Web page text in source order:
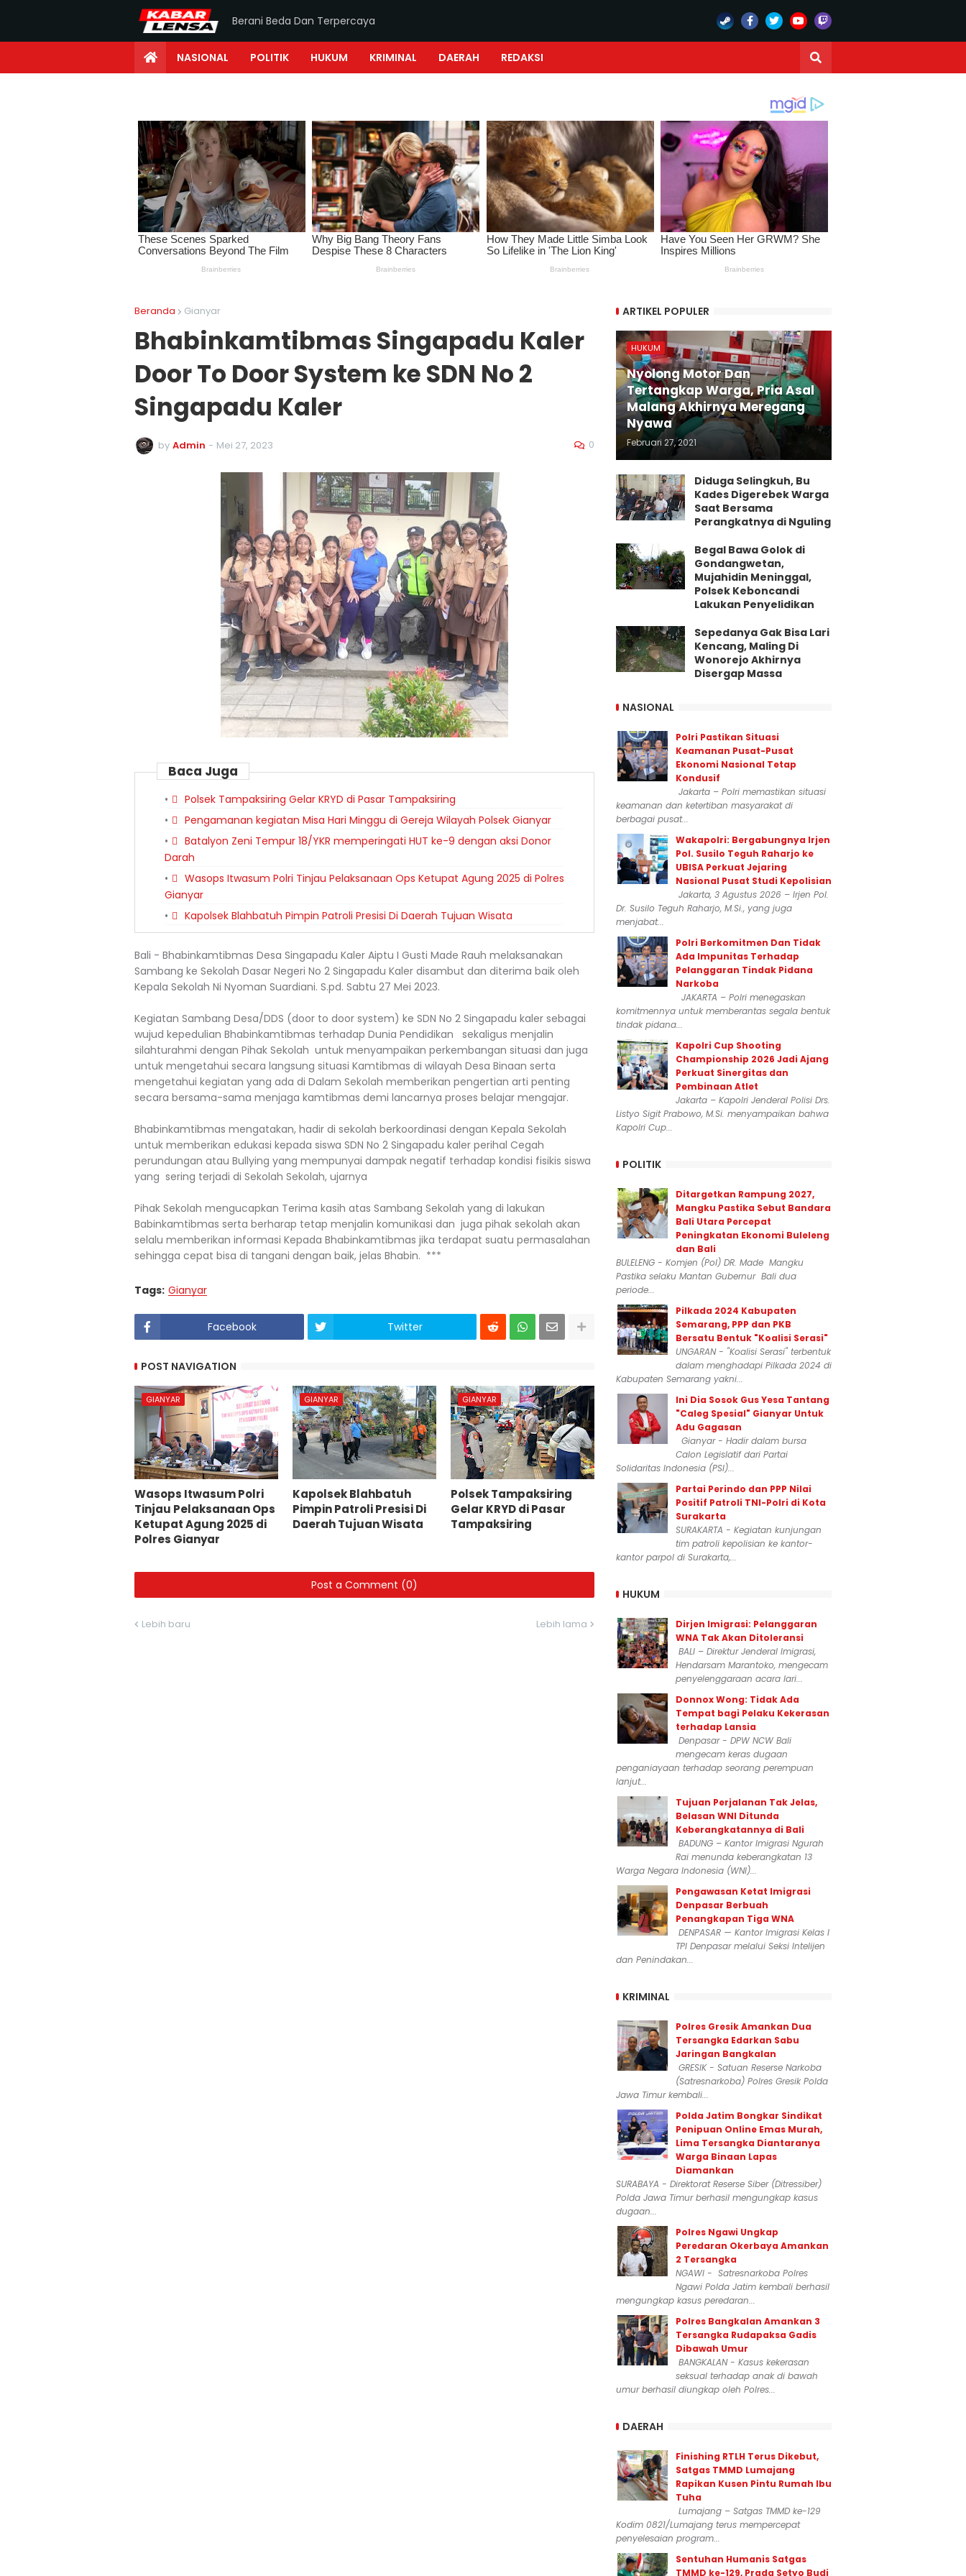
Berani Beda Dan Terpercaya
NASIONAL POLITIK HUKUM KRIMINAL DAERAH REDAKSI
Beranda Gianyar
Bhabinkamtibmas Singapadu Kaler
Door To Door System ke SDN No 2
Singapadu Kaler
by Admin - Mei 27, 2023 0
Baca Juga
Polsek Tampaksiring Gelar KRYD di Pasar Tampaksiring
Pengamanan kegiatan Misa Hari Minggu di Gereja Wilayah Polsek Gianyar
Batalyon Zeni Tempur 18/YKR memperingati HUT ke-9 dengan aksi Donor
Darah
Wasops Itwasum Polri Tinjau Pelaksanaan Ops Ketupat Agung 2025 di Polres
Gianyar
Kapolsek Blahbatuh Pimpin Patroli Presisi Di Daerah Tujuan Wisata
Bali - Bhabinkamtibmas Desa Singapadu Kaler Aiptu I Gusti Made Rauh melaksanakan
Sambang ke Sekolah Dasar Negeri No 2 Singapadu Kaler disambut dan diterima baik oleh
Kepala Sekolah Ni Nyoman Suardiani. S.pd. Sabtu 27 Mei 2023.
Kegiatan Sambang Desa/DDS (door to door system) ke SDN No 2 Singapadu kaler sebagai
wujud kepedulian Bhabinkamtibmas terhadap Dunia Pendidikan sekaligus menjalin
silahturahmi dengan Pihak Sekolah untuk menyampaikan perkembangan situasi dan juga
untuk mengetahui secara langsung situasi Kamtibmas di wilayah Desa Binaan serta
mengetahui kegiatan yang ada di Dalam Sekolah memberikan pengertian arti penting
secara bersama-sama menjaga kamtibmas demi lancarnya proses belajar mengajar.
Bhabinkamtibmas mengatakan, hadir di sekolah berkoordinasi dengan Kepala Sekolah
untuk memberikan edukasi kepada siswa SDN No 2 Singapadu kaler perihal Cegah
perundungan atau Bullying yang mempunyai dampak negatif terhadap kondisi fisikis siswa
yang sering terjadi di Sekolah Sekolah, ujarnya
Pihak Sekolah mengucapkan Terima kasih atas Sambang Sekolah yang di lakukan
Babinkamtibmas serta berharap tetap menjalin komunikasi dan juga pihak sekolah akan
selalu memberikan informasi Kepada Bhabinkamtibmas jika terdapat suatu permasalahan
sehingga cepat bisa di tangani dengan baik, jelas Bhabin. ***
Tags: Gianyar
Facebook Twitter
POST NAVIGATION
GIANYAR
Wasops Itwasum Polri
Tinjau Pelaksanaan Ops
Ketupat Agung 2025 di
Polres Gianyar
GIANYAR
Kapolsek Blahbatuh
Pimpin Patroli Presisi Di
Daerah Tujuan Wisata
GIANYAR
Polsek Tampaksiring
Gelar KRYD di Pasar
Tampaksiring
Post a Comment (0)
Lebih baru Lebih lama
ARTIKEL POPULER
HUKUM
Nyolong Motor Dan
Tertangkap Warga, Pria Asal
Malang Akhirnya Meregang
Nyawa
Februari 27, 2021
Diduga Selingkuh, Bu
Kades Digerebek Warga
Saat Bersama
Perangkatnya di Nguling
Begal Bawa Golok di
Gondangwetan,
Mujahidin Meninggal,
Polsek Keboncandi
Lakukan Penyelidikan
Sepedanya Gak Bisa Lari
Kencang, Maling Di
Wonorejo Akhirnya
Disergap Massa
NASIONAL
Polri Pastikan Situasi
Keamanan Pusat-Pusat
Ekonomi Nasional Tetap
Kondusif
Jakarta – Polri memastikan situasi
keamanan dan ketertiban masyarakat di
berbagai pusat...
Wakapolri: Bergabungnya Irjen
Pol. Susilo Teguh Raharjo ke
UBISA Perkuat Jejaring
Nasional Pusat Studi Kepolisian
Jakarta, 3 Agustus 2026 – Irjen Pol.
Dr. Susilo Teguh Raharjo, M.Si., yang juga
menjabat...
Polri Berkomitmen Dan Tidak
Ada Impunitas Terhadap
Pelanggaran Tindak Pidana
Narkoba
JAKARTA – Polri menegaskan
komitmennya untuk memberantas segala bentuk
tindak pidana...
Kapolri Cup Shooting
Championship 2026 Jadi Ajang
Perkuat Sinergitas dan
Pembinaan Atlet
Jakarta – Kapolri Jenderal Polisi Drs.
Listyo Sigit Prabowo, M.Si. menyampaikan bahwa
Kapolri Cup...
POLITIK
Ditargetkan Rampung 2027,
Mangku Pastika Sebut Bandara
Bali Utara Percepat
Peningkatan Ekonomi Buleleng
dan Bali
BULELENG - Komjen (Pol) DR. Made Mangku
Pastika selaku Mantan Gubernur Bali dua
periode...
Pilkada 2024 Kabupaten
Semarang, PPP dan PKB
Bersatu Bentuk "Koalisi Serasi"
UNGARAN - "Koalisi Serasi" terbentuk
dalam menghadapi Pilkada 2024 di
Kabupaten Semarang yakni...
Ini Dia Sosok Gus Yesa Tantang
"Caleg Spesial" Gianyar Untuk
Adu Gagasan
Gianyar - Hadir dalam bursa
Calon Legislatif dari Partai
Solidaritas Indonesia (PSI)...
Partai Perindo dan PPP Nilai
Positif Patroli TNI-Polri di Kota
Surakarta
SURAKARTA - Kegiatan kunjungan
tim patroli kepolisian ke kantor-
kantor parpol di Surakarta,...
HUKUM
Dirjen Imigrasi: Pelanggaran
WNA Tak Akan Ditoleransi
BALI – Direktur Jenderal Imigrasi,
Hendarsam Marantoko, mengecam
penyelenggaraan acara lari...
Donnox Wong: Tidak Ada
Tempat bagi Pelaku Kekerasan
terhadap Lansia
Denpasar - DPW NCW Bali
mengecam keras dugaan
penganiayaan terhadap seorang perempuan
lanjut...
Tujuan Perjalanan Tak Jelas,
Belasan WNI Ditunda
Keberangkatannya di Bali
BADUNG – Kantor Imigrasi Ngurah
Rai menunda keberangkatan 13
Warga Negara Indonesia (WNI)...
Pengawasan Ketat Imigrasi
Denpasar Berbuah
Penangkapan Tiga WNA
DENPASAR — Kantor Imigrasi Kelas I
TPI Denpasar melalui Seksi Intelijen
dan Penindakan...
KRIMINAL
Polres Gresik Amankan Dua
Tersangka Edarkan Sabu
Jaringan Bangkalan
GRESIK - Satuan Reserse Narkoba
(Satresnarkoba) Polres Gresik Polda
Jawa Timur kembali...
Polda Jatim Bongkar Sindikat
Penipuan Online Emas Murah,
Lima Tersangka Diantaranya
Warga Binaan Lapas
Diamankan
SURABAYA - Direktorat Reserse Siber (Ditressiber)
Polda Jawa Timur berhasil mengungkap kasus
dugaan...
Polres Ngawi Ungkap
Peredaran Okerbaya Amankan
2 Tersangka
NGAWI - Satresnarkoba Polres
Ngawi Polda Jatim kembali berhasil
mengungkap kasus peredaran...
Polres Bangkalan Amankan 3
Tersangka Rudapaksa Gadis
Dibawah Umur
BANGKALAN - Kasus kekerasan
seksual terhadap anak di bawah
umur berhasil diungkap oleh Polres...
DAERAH
Finishing RTLH Terus Dikebut,
Satgas TMMD Lumajang
Rapikan Kusen Pintu Rumah Ibu
Tuha
Lumajang – Satgas TMMD ke-129
Kodim 0821/Lumajang terus mempercepat
penyelesaian program...
Sentuhan Humanis Satgas
TMMD ke-129, Prada Setyo Budi